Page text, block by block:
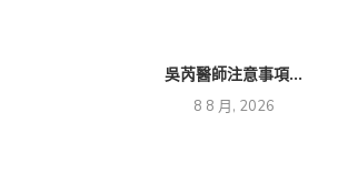
吳芮醫師注意事項...
8 8 月, 2026